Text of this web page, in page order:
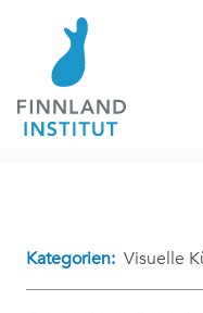
Kategorien: Visuelle